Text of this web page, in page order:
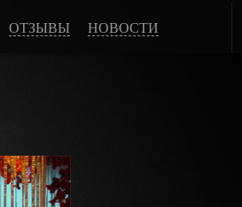
ОТЗЫВЫ НОВОСТИ